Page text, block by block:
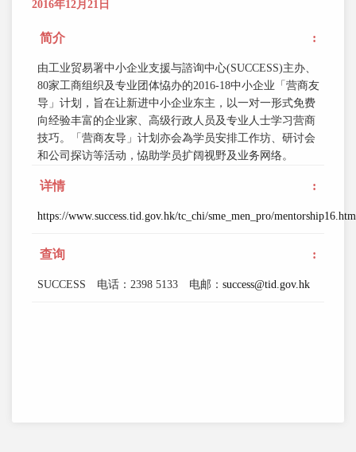
2016年12月21日
简介 :
由工业贸易署中小企业支援与諮询中心(SUCCESS)主办、
80家工商组织及专业团体恊办的2016-18中小企业「营商友
导」计划，旨在让新进中小企业东主，以一对一形式免费
向经验丰富的企业家、高级行政人员及专业人士学习营商
技巧。「营商友导」计划亦会為学员安排工作坊、研讨会
和公司探访等活动，恊助学员扩阔视野及业务网络。
详情 :
https://www.success.tid.gov.hk/tc_chi/sme_men_pro/
查询 :
SUCCESS 电话：2398 5133 电邮：success@tid.gov.hk